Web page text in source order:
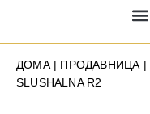
ДОМА| ПРОДАВНИЦА |
SLUSHALNA R2